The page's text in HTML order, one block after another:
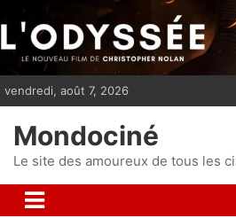
i
p
n
vendredi, août 7, 2026
Mondociné
Le site des amoureux de tous les